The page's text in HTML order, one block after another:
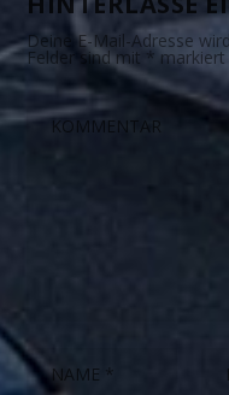
Deine E-Mail-Adresse
Felder sind mit * markiert